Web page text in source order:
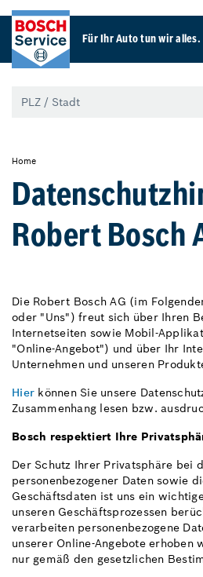
Für Ihr Auto tun wir alles.
Home
Robert Bosch
Die Robert Bosch AG (im
oder "Uns") freut sich über Ihren
Internetseiten sowie Mobil-
"Online-Angebot") und über Ihr
Unternehmen und unseren
Hier können Sie unsere
Zusammenhang lesen bzw.
Bosch respektiert Ihre
Der Schutz Ihrer Privatsphäre bei
personenbezogener Daten sowie
Geschäftsdaten ist uns ein
unseren Geschäftsprozessen
verarbeiten personenbezogene
unserer Online-Angebote erhoben
nur gemäß den gesetzlichen